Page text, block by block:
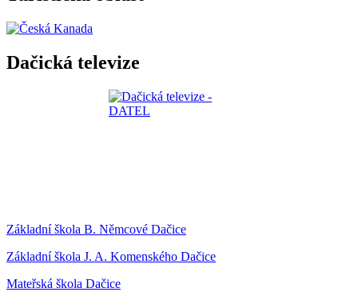
Dačická televize
Základní škola B. Němcové Dačice
Základní škola J. A. Komenského Dačice
Mateřská škola Dačice